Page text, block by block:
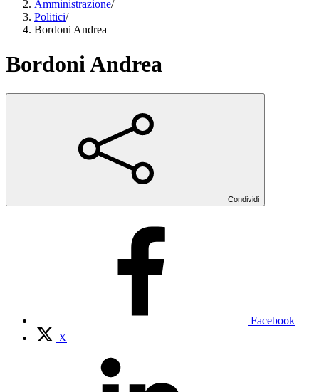
Amministrazione/
Politici/
Bordoni Andrea
Bordoni Andrea
Condividi
Facebook
X